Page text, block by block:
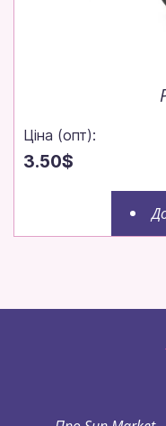
Ціна (опт):
3.50$